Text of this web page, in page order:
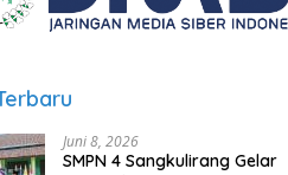
Juni 8, 2026
SMPN 4 Sangkulirang Gelar